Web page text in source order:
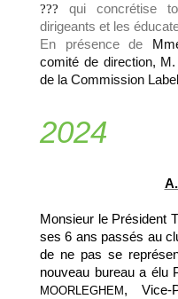
???
qui concrétise
dirigeants et les
En présence de
comité de direction,
de la Commission
2024
Monsieur le Président
ses 6 ans passés au
de ne pas se
nouveau bureau a élu
MOORLEGHEM , Vice-